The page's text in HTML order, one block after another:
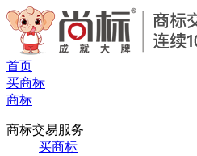
首页
买商标
商标
商标交易服务
买商标